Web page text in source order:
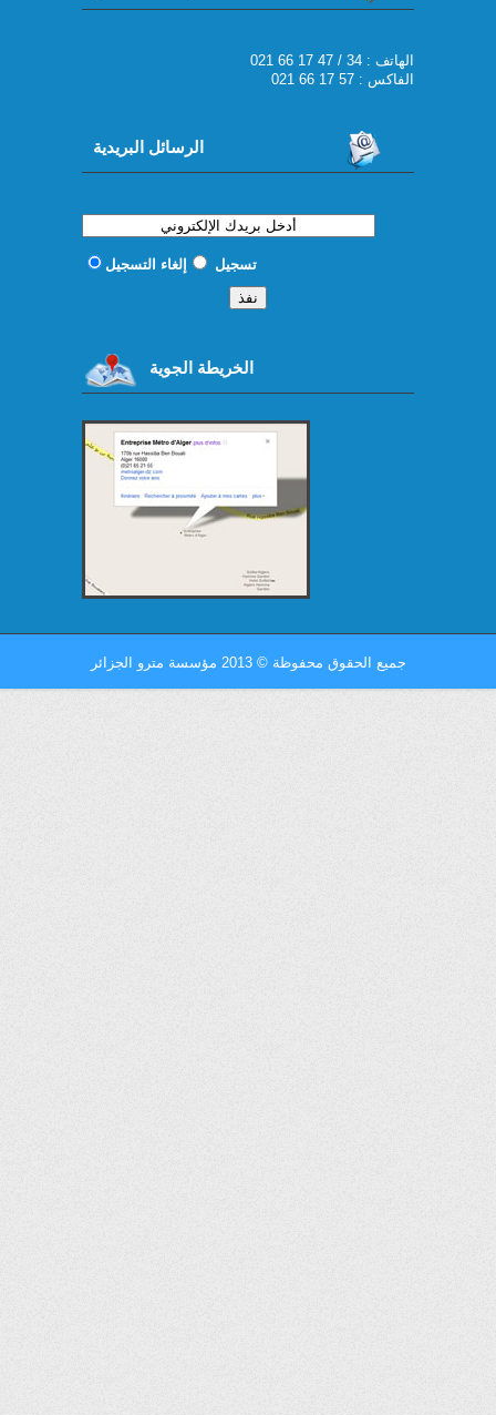
021 66 17 47 / 34 : الهاتف
الفاكس : 57 17 66 021
الرسائل البريدية
تسجيل إلغاء التسجيل
الخريطة الجوية
جميع الحقوق محفوظة© 2013 مؤسسة مترو الجزائر